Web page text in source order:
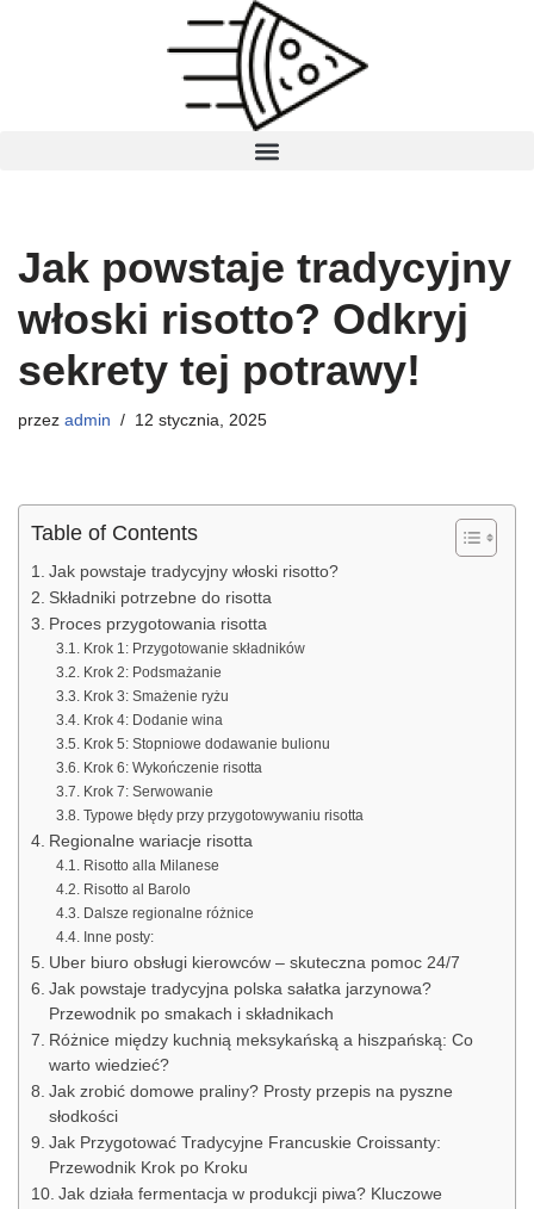
Jak powstaje tradycyjny
włoski risotto? Odkryj
sekrety tej potrawy!
przez admin 12 stycznia, 2025
Table of Contents
Jak powstaje tradycyjny włoski risotto?
Składniki potrzebne do risotta
Proces przygotowania risotta
Krok 1: Przygotowanie składników
Krok 2: Podsmażanie
Krok 3: Smażenie ryżu
Krok 4: Dodanie wina
Krok 5: Stopniowe dodawanie bulionu
Krok 6: Wykończenie risotta
Krok 7: Serwowanie
Typowe błędy przy przygotowywaniu risotta
Regionalne wariacje risotta
Risotto alla Milanese
Risotto al Barolo
Dalsze regionalne różnice
Inne posty:
Uber biuro obsługi kierowców – skuteczna pomoc 24/7
Jak powstaje tradycyjna polska sałatka jarzynowa?
Przewodnik po smakach i składnikach
Różnice między kuchnią meksykańską a hiszpańską: Co
warto wiedzieć?
Jak zrobić domowe praliny? Prosty przepis na pyszne
słodkości
Jak Przygotować Tradycyjne Francuskie Croissanty:
Przewodnik Krok po Kroku
Jak działa fermentacja w produkcji piwa? Kluczowe